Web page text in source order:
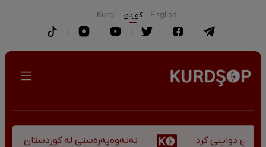
English كوردی Kurdî
دواییی کرد نەتەوەپەرەستی لە کوردستان -